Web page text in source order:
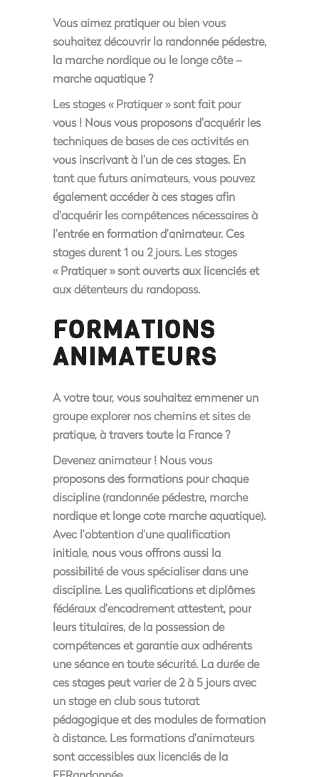
Vous aimez pratiquer ou bien vous
souhaitez découvrir la randonnée pédestre,
la marche nordique ou le longe côte –
marche aquatique ?
Les stages « Pratiquer » sont fait pour
vous ! Nous vous proposons d’acquérir les
techniques de bases de ces activités en
vous inscrivant à l’un de ces stages. En
tant que futurs animateurs, vous pouvez
également accéder à ces stages afin
d’acquérir les compétences nécessaires à
l’entrée en formation d’animateur. Ces
stages durent 1 ou 2 jours. Les stages
« Pratiquer » sont ouverts aux licenciés et
aux détenteurs du randopass.
FORMATIONS
ANIMATEURS
A votre tour, vous souhaitez emmener un
groupe explorer nos chemins et sites de
pratique, à travers toute la France ?
Devenez animateur ! Nous vous
proposons des formations pour chaque
discipline (randonnée pédestre, marche
nordique et longe cote marche aquatique).
Avec l’obtention d’une qualification
initiale, nous vous offrons aussi la
possibilité de vous spécialiser dans une
discipline. Les qualifications et diplômes
fédéraux d’encadrement attestent, pour
leurs titulaires, de la possession de
compétences et garantie aux adhérents
une séance en toute sécurité. La durée de
ces stages peut varier de 2 à 5 jours avec
un stage en club sous tutorat
pédagogique et des modules de formation
à distance. Les formations d’animateurs
sont accessibles aux licenciés de la